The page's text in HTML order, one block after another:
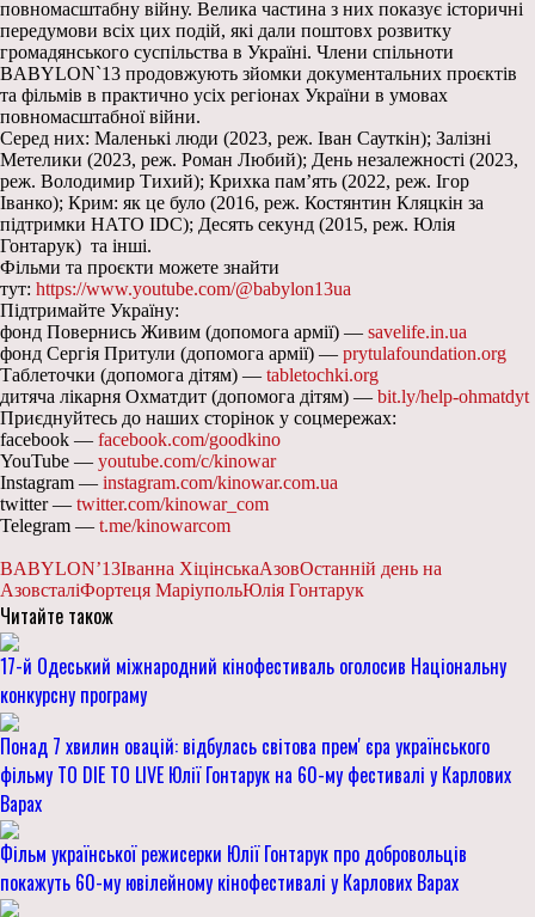
повномасштабну війну. Велика частина з них показує історичні
передумови всіх цих подій, які дали поштовх розвитку
громадянського суспільства в Україні. Члени спільноти
BABYLON`13 продовжують зйомки документальних проєктів
та фільмів в практично усіх регіонах України в умовах
повномасштабної війни.
Серед них: Маленькі люди (2023, реж. Іван Сауткін); Залізні
Метелики (2023, реж. Роман Любий); День незалежності (2023,
реж. Володимир Тихий); Крихка пам’ять (2022, реж. Ігор
Іванко); Крим: як це було (2016, реж. Костянтин Кляцкін за
підтримки НАТО IDC); Десять секунд (2015, реж. Юлія
Гонтарук) та інші.
Фільми та проєкти можете знайти
тут: https://www.youtube.com/@babylon13ua
Підтримайте Україну:
фонд Повернись Живим (допомога армії) — savelife.in.ua
фонд Сергія Притули (допомога армії) — prytulafoundation.org
Таблеточки (допомога дітям) — tabletochki.org
дитяча лікарня Охматдит (допомога дітям) — bit.ly/help-ohmatdyt
Приєднуйтесь до наших сторінок у соцмережах:
facebook — facebook.com/goodkino
YouTube — youtube.com/c/kinowar
Instagram — instagram.com/kinowar.com.ua
twitter — twitter.com/kinowar_com
Telegram — t.me/kinowarcom
BABYLON’13Іванна ХіцінськаАзовОстанній день на
АзовсталіФортеця МаріупольЮлія Гонтарук
Читайте також
17-й Одеський міжнародний кінофестиваль оголосив Національну
конкурсну програму
Понад 7 хвилин овацій: відбулась світова премʼєра українського
фільму TO DIE TO LIVE Юлії Гонтарук на 60-му фестивалі у Карлових
Варах
Фільм української режисерки Юлії Гонтарук про добровольців
покажуть 60-му ювілейному кінофестивалі у Карлових Варах